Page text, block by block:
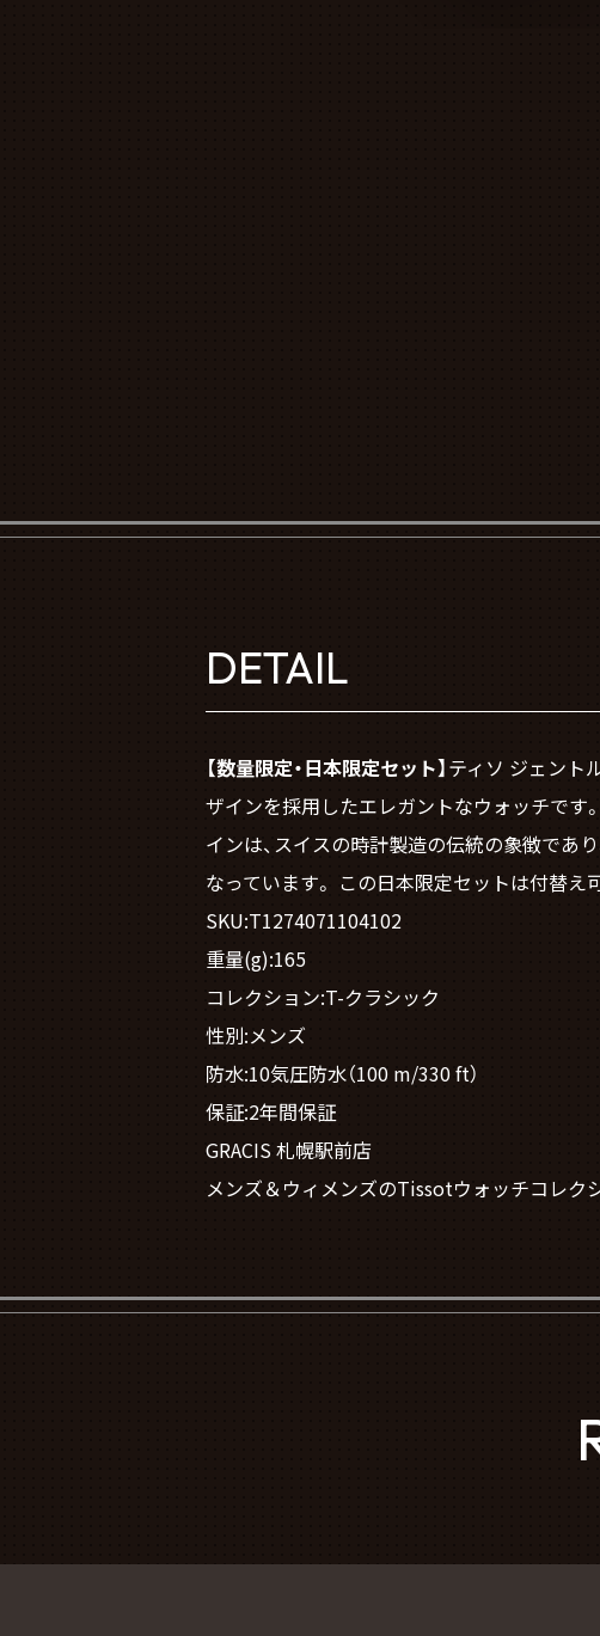
DETAIL
【数量限定・日本限定セット】ティソ ジェント
ザインを採用したエレガントなウォッチです
インは、スイスの時計製造の伝統の象徴であ
なっています。 この日本限定セットは付替え
SKU:T1274071104102
重量(g):165
コレクション:T-クラシック
性別:メンズ
防水:10気圧防水（100 m/330 ft）
保証:2年間保証
GRACIS 札幌駅前店
メンズ＆ウィメンズのTissotウォッチコレク